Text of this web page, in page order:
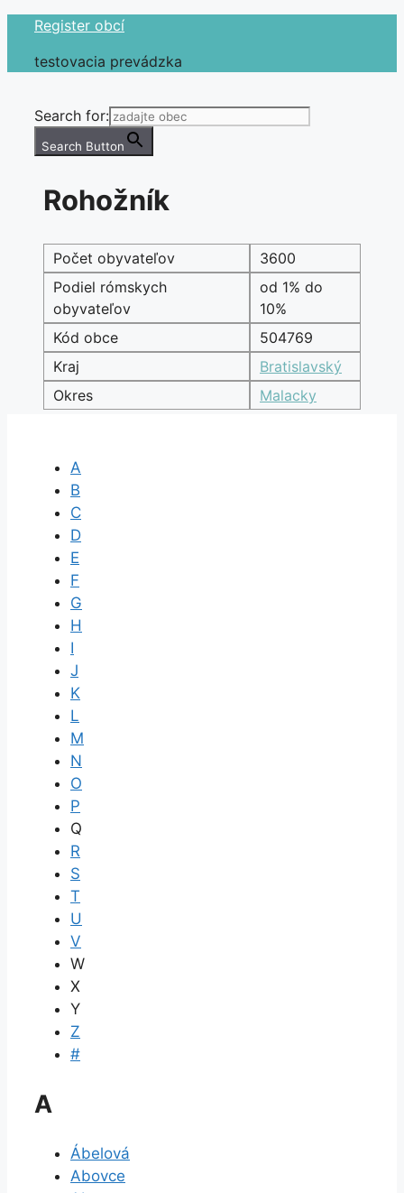
Preskočiť
obsah
Register obcí
testovacia prevádzka
Search for:
Search Button
Rohožník
Počet obyvateľov
3600
Podiel rómskych
obyvateľov
od 1% do
10%
Kód obce
504769
Kraj
Bratislavský
Okres
Malacky
A
B
C
D
E
F
G
H
I
J
K
L
M
N
O
P
Q
R
S
T
U
V
W
X
Y
Z
#
A
Ábelová
Abovce